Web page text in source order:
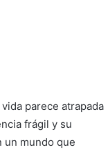
parece atrapada
frágil y su
un mundo que